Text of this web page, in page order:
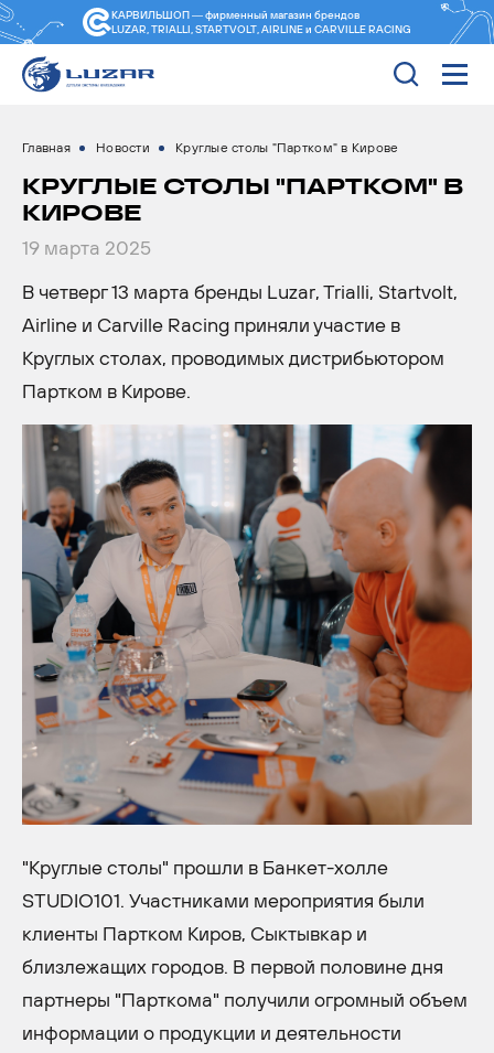
КАРВИЛЬШОП — фирменный магазин брендов
LUZAR, TRIALLI, STARTVOLT, AIRLINE и CARVILLE RACING
Главная Новости Круглые столы "Партком" в Кирове
КРУГЛЫЕ СТОЛЫ "ПАРТКОМ" В
КИРОВЕ
19 марта 2025
В четверг 13 марта бренды Luzar, Trialli, Startvolt,
Airline и Carville Racing приняли участие в
Круглых столах, проводимых дистрибьютором
Партком в Кирове.
"Круглые столы" прошли в Банкет-холле
STUDIO101. Участниками мероприятия были
клиенты Партком Киров, Сыктывкар и
близлежащих городов. В первой половине дня
партнеры "Парткома" получили огромный объем
информации о продукции и деятельности